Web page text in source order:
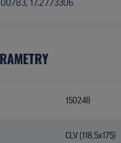
17.2773306
150248
CLV (118,5x175)